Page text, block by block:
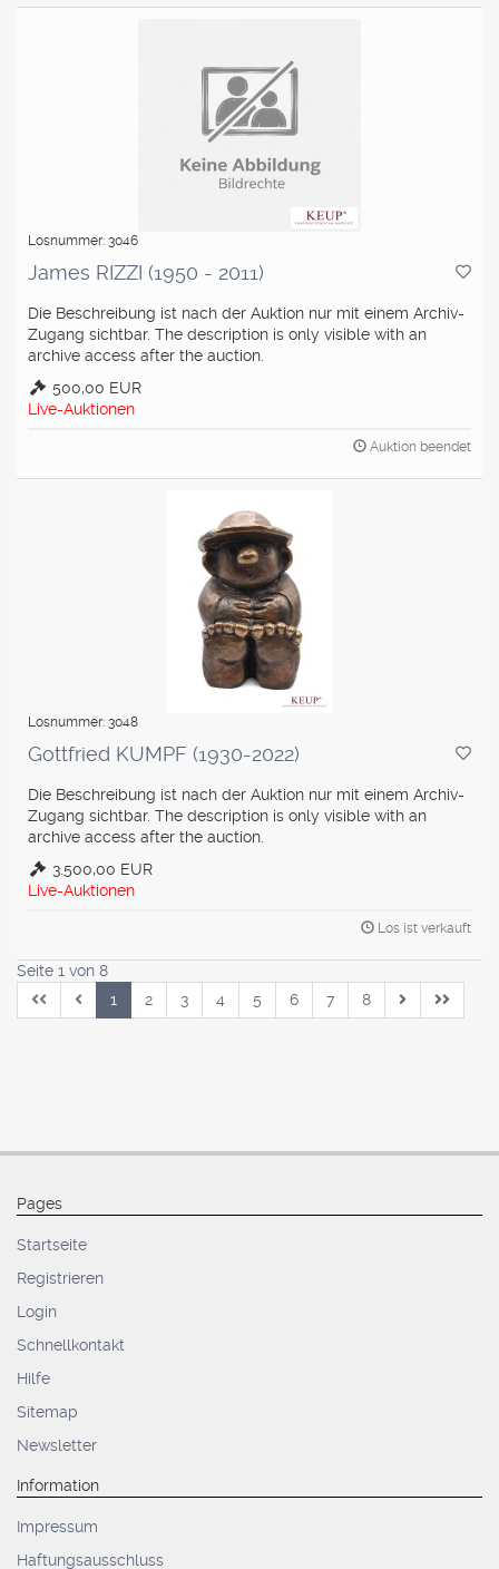
Losnummer: 3046
James RIZZI (1950 - 2011)
Die Beschreibung ist nach der Auktion nur mit einem Archiv-
Zugang sichtbar. The description is only visible with an
archive access after the auction.
500,00 EUR
Live-Auktionen
Auktion beendet
Losnummer: 3048
Gottfried KUMPF (1930-2022)
Die Beschreibung ist nach der Auktion nur mit einem Archiv-
Zugang sichtbar. The description is only visible with an
archive access after the auction.
3.500,00 EUR
Live-Auktionen
Los ist verkauft
Seite 1 von 8
1
2 3 4 5 6 7 8
Pages
Startseite
Registrieren
Login
Schnellkontakt
Hilfe
Sitemap
Newsletter
Information
Impressum
Haftungsausschluss